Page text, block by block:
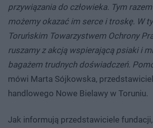
przywiązania do człowieka. Tym
możemy okazać im serce i troskę. W
Toruńskim Towarzystwem Ochrony
ruszamy z akcją wspierającą psiaki i
bagażem trudnych doświadczeń.
mówi Marta Sójkowska,
handlowego Nowe Bielawy w Toruniu.
Jak informują przedstawiciele